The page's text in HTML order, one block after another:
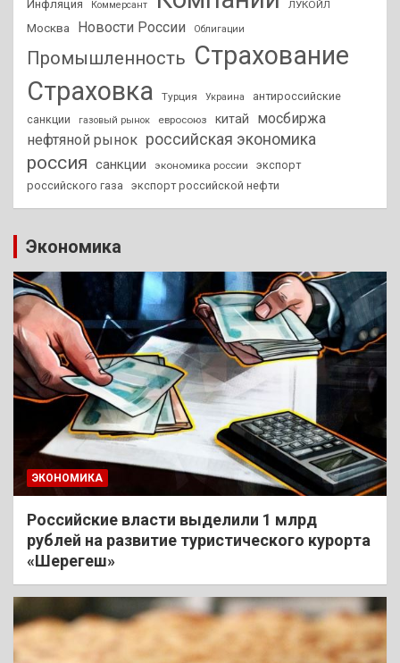
Инфляция Коммерсант ЛУКОЙЛ
Москва Новости России Облигации
Промышленность Страхование
Страховка
Турция Украина
антироссийские
санкции
газовый рынок евросоюз китай
мосбиржа
нефтяной рынок российская экономика
россия санкции экономика россии
экспорт
российского газа
экспорт российской нефти
Экономика
ЭКОНОМИКА
Российские власти выделили 1 млрд
рублей на развитие туристического курорта
«Шерегеш»